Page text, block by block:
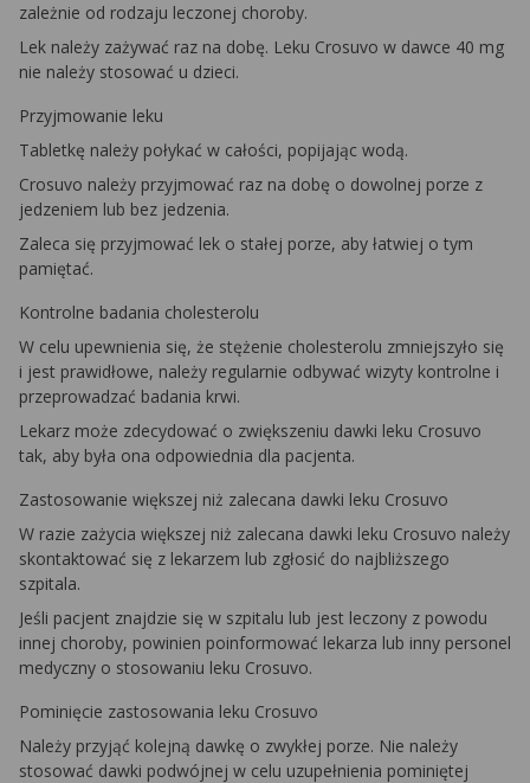
zależnie od rodzaju leczonej choroby.
Lek należy zażywać raz na dobę. Leku Crosuvo w dawce 40 mg
nie należy stosować u dzieci.
Przyjmowanie leku
Tabletkę należy połykać w całości, popijając wodą.
Crosuvo należy przyjmować raz na dobę o dowolnej porze z
jedzeniem lub bez jedzenia.
Zaleca się przyjmować lek o stałej porze, aby łatwiej o tym
pamiętać.
Kontrolne badania cholesterolu
W celu upewnienia się, że stężenie cholesterolu zmniejszyło się
i jest prawidłowe, należy regularnie odbywać wizyty kontrolne i
przeprowadzać badania krwi.
Lekarz może zdecydować o zwiększeniu dawki leku Crosuvo
tak, aby była ona odpowiednia dla pacjenta.
Zastosowanie większej niż zalecana dawki leku Crosuvo
W razie zażycia większej niż zalecana dawki leku Crosuvo należy
skontaktować się z lekarzem lub zgłosić do najbliższego
szpitala.
Jeśli pacjent znajdzie się w szpitalu lub jest leczony z powodu
innej choroby, powinien poinformować lekarza lub inny personel
medyczny o stosowaniu leku Crosuvo.
Pominięcie zastosowania leku Crosuvo
Należy przyjąć kolejną dawkę o zwykłej porze. Nie należy
stosować dawki podwójnej w celu uzupełnienia pominiętej